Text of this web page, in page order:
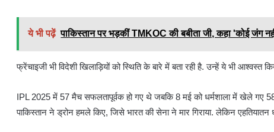
ये भी पढ़ें पाकिस्तान पर भड़कीं TMKOC की बबीता जी, कहा 'कोई जंग
फ्रेंचाइजी भी विदेशी खिलाड़ियों को स्थिति के बारे में बता रही है. उन्हें ये भी आश्वस्त
IPL 2025 में 57 मैच सफलतापूर्वक हो गए थे जबकि 8 मई को धर्मशाला में खेले गए
पाकिस्तान ने ड्रोन हमले किए, जिसे भारत की सेना ने मार गिराया. लेकिन